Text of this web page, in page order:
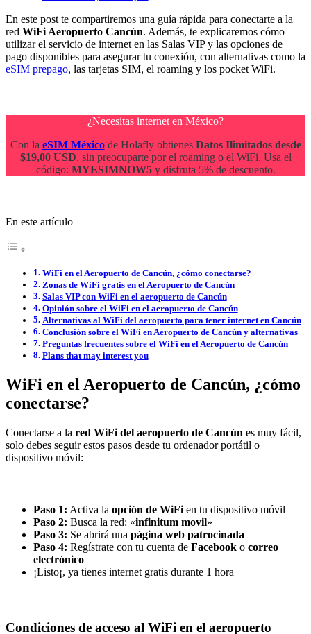
En este post te compartiremos una guía rápida para conectarte a la
red WiFi Aeropuerto Cancún. Además, te explicaremos cómo
utilizar el servicio de internet en las Salas VIP y las opciones de
pago disponibles para asegurar tu conexión, con alternativas como la
eSIM prepago, las tarjetas SIM, el roaming y los pocket WiFi.
¿Necesitas internet en México?
Con la eSIM Méxicode Holafly obtienes Datos Ilimitados desde
$19,00 USD, sin preocuparte por el roaming o el WiFi. Usa el
código: MYESIMNOW5y disfruta 5% de descuento.
En este artículo
WiFi en el Aeropuerto de Cancún, ¿cómo conectarse?
Zonas de WiFi gratis en el Aeropuerto de Cancún
Salas VIP con WiFi en el aeropuerto de Cancún
Opinión sobre el WiFi en el aeropuerto de Cancún
Alternativas al WiFi del aeropuerto para tener internet en Cancún
Conclusión sobre el WiFi en Aeropuerto de Cancún y alternativas
Preguntas frecuentes sobre el WiFi en el Aeropuerto de Cancún
Plans that may interest you
WiFi en el Aeropuerto de Cancún, ¿cómo
conectarse?
Conectarse a la red WiFi del aeropuerto de Cancún es muy fácil,
solo debes seguir estos pasos desde tu ordenador portátil o
dispositivo móvil:
Paso 1: Activa la opción de WiFi en tu dispositivo móvil
Paso 2: Busca la red: «infinitum movil»
Paso 3: Se abrirá una página web patrocinada
Paso 4: Regístrate con tu cuenta de Facebook o correo
electrónico
¡Listo¡, ya tienes internet gratis durante 1 hora
Condiciones de acceso al WiFi en el aeropuerto